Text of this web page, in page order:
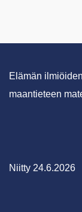
Elämän
maantieteen
Niitty 24.6.2026